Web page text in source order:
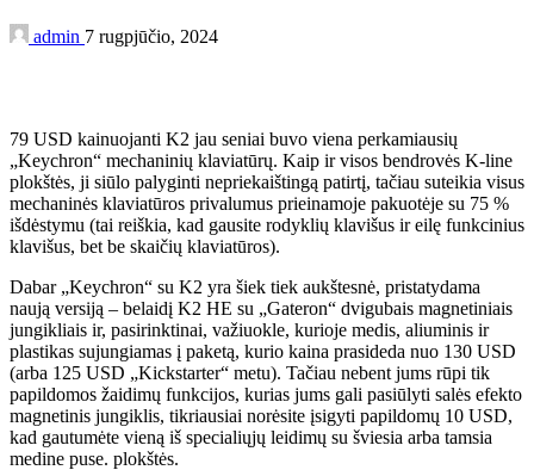
admin 7 rugpjūčio, 2024
79 USD kainuojanti K2 jau seniai buvo viena perkamiausių
„Keychron“ mechaninių klaviatūrų. Kaip ir visos bendrovės K-line
plokštės, ji siūlo palyginti nepriekaištingą patirtį, tačiau suteikia visus
mechaninės klaviatūros privalumus prieinamoje pakuotėje su 75 %
išdėstymu (tai reiškia, kad gausite rodyklių klavišus ir eilę funkcinius
klavišus, bet be skaičių klaviatūros).
Dabar „Keychron“ su K2 yra šiek tiek aukštesnė, pristatydama
naują versiją – belaidį K2 HE su „Gateron“ dvigubais magnetiniais
jungikliais ir, pasirinktinai, važiuokle, kurioje medis, aliuminis ir
plastikas sujungiamas į paketą, kurio kaina prasideda nuo 130 USD
(arba 125 USD „Kickstarter“ metu). Tačiau nebent jums rūpi tik
papildomos žaidimų funkcijos, kurias jums gali pasiūlyti salės efekto
magnetinis jungiklis, tikriausiai norėsite įsigyti papildomų 10 USD,
kad gautumėte vieną iš specialiųjų leidimų su šviesia arba tamsia
medine puse. plokštės.